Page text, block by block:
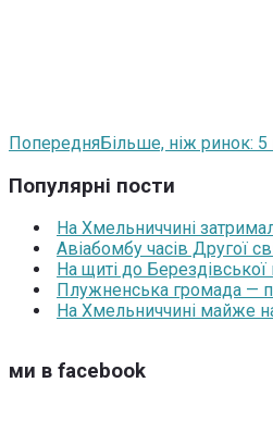
ПопередняБільше, ніж ринок:
Популярні пости
На Хмельниччині
Авіабомбу часів Другої
На щиті до
Плужненська громада —
На Хмельниччині майже
ми в facebook